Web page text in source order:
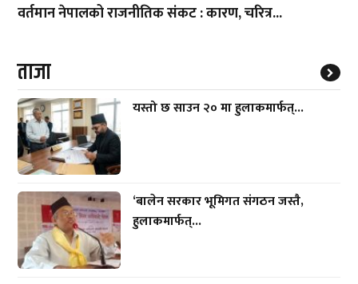
वर्तमान नेपालको राजनीतिक संकट : कारण, चरित्र...
ताजा
यस्तो छ साउन २० मा हुलाकमार्फत्...
‘बालेन सरकार भूमिगत संगठन जस्तै,
हुलाकमार्फत्...